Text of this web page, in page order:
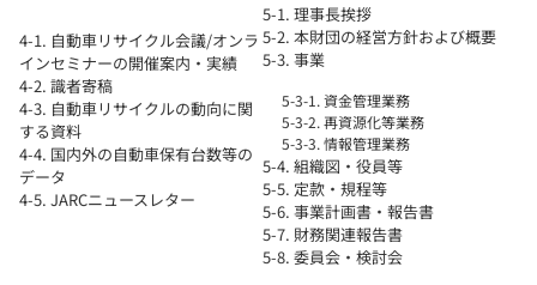
4-1. 自動車リサイクル会議/オンラ
インセミナーの開催案内・実績
4-2. 識者寄稿
4-3. 自動車リサイクルの動向に関
する資料
4-4. 国内外の自動車保有台数等の
データ
4-5. JARCニュースレター
5-1. 理事長挨拶
5-2. 本財団の経営方針および概要
5-3. 事業
5-3-1. 資金管理業務
5-3-2. 再資源化等業務
5-3-3. 情報管理業務
5-4. 組織図・役員等
5-5. 定款・規程等
5-6. 事業計画書・報告書
5-7. 財務関連報告書
5-8. 委員会・検討会